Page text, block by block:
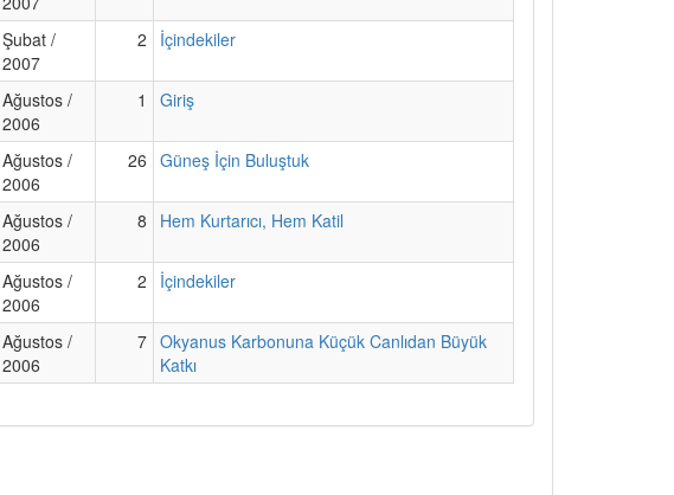
Şubat /
2007
2 İçindekiler
Ağustos /
2006
1 Giriş
Ağustos /
2006
26 Güneş İçin Buluştuk
Ağustos /
2006
8 Hem Kurtarıcı, Hem Katil
Ağustos /
2006
2 İçindekiler
Ağustos /
2006
7 Okyanus Karbonuna Küçük Canlıdan Büyük
Katkı